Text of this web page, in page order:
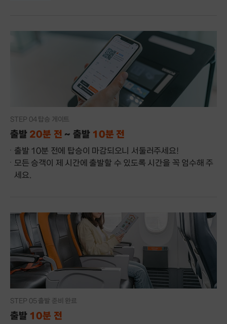
STEP 04 탑승 게이트
출발 20분 전 ~ 출발 10분 전
출발 10분 전에 탑승이 마감되오니 서둘러주세요!
모든 승객이 제 시간에 출발할 수 있도록 시간을 꼭 엄수해 주
세요.
STEP 05 출발 준비 완료
출발 10분 전